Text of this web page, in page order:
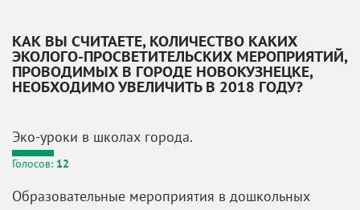
КАК ВЫ СЧИТАЕТЕ, КОЛИЧЕСТВО КАКИХ
ЭКОЛОГО-ПРОСВЕТИТЕЛЬСКИХ МЕРОПРИЯТИЙ,
ПРОВОДИМЫХ В ГОРОДЕ НОВОКУЗНЕЦКЕ,
НЕОБХОДИМО УВЕЛИЧИТЬ В 2018 ГОДУ?
Эко-уроки в школах города.
Голосов: 12
Образовательные мероприятия в дошкольных